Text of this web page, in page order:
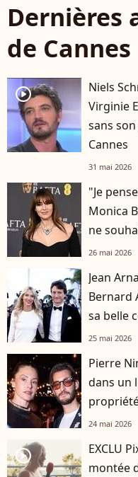
Dernières
de Cannes
player2
Niels
Virginie
sans
Cannes
31 mai 2026
"Je
Monica
ne
26 mai 2026
Jean
Bernard
sa belle
25 mai 2026
Pierre
dans un
24 mai 2026
player2
EXCLU
montée